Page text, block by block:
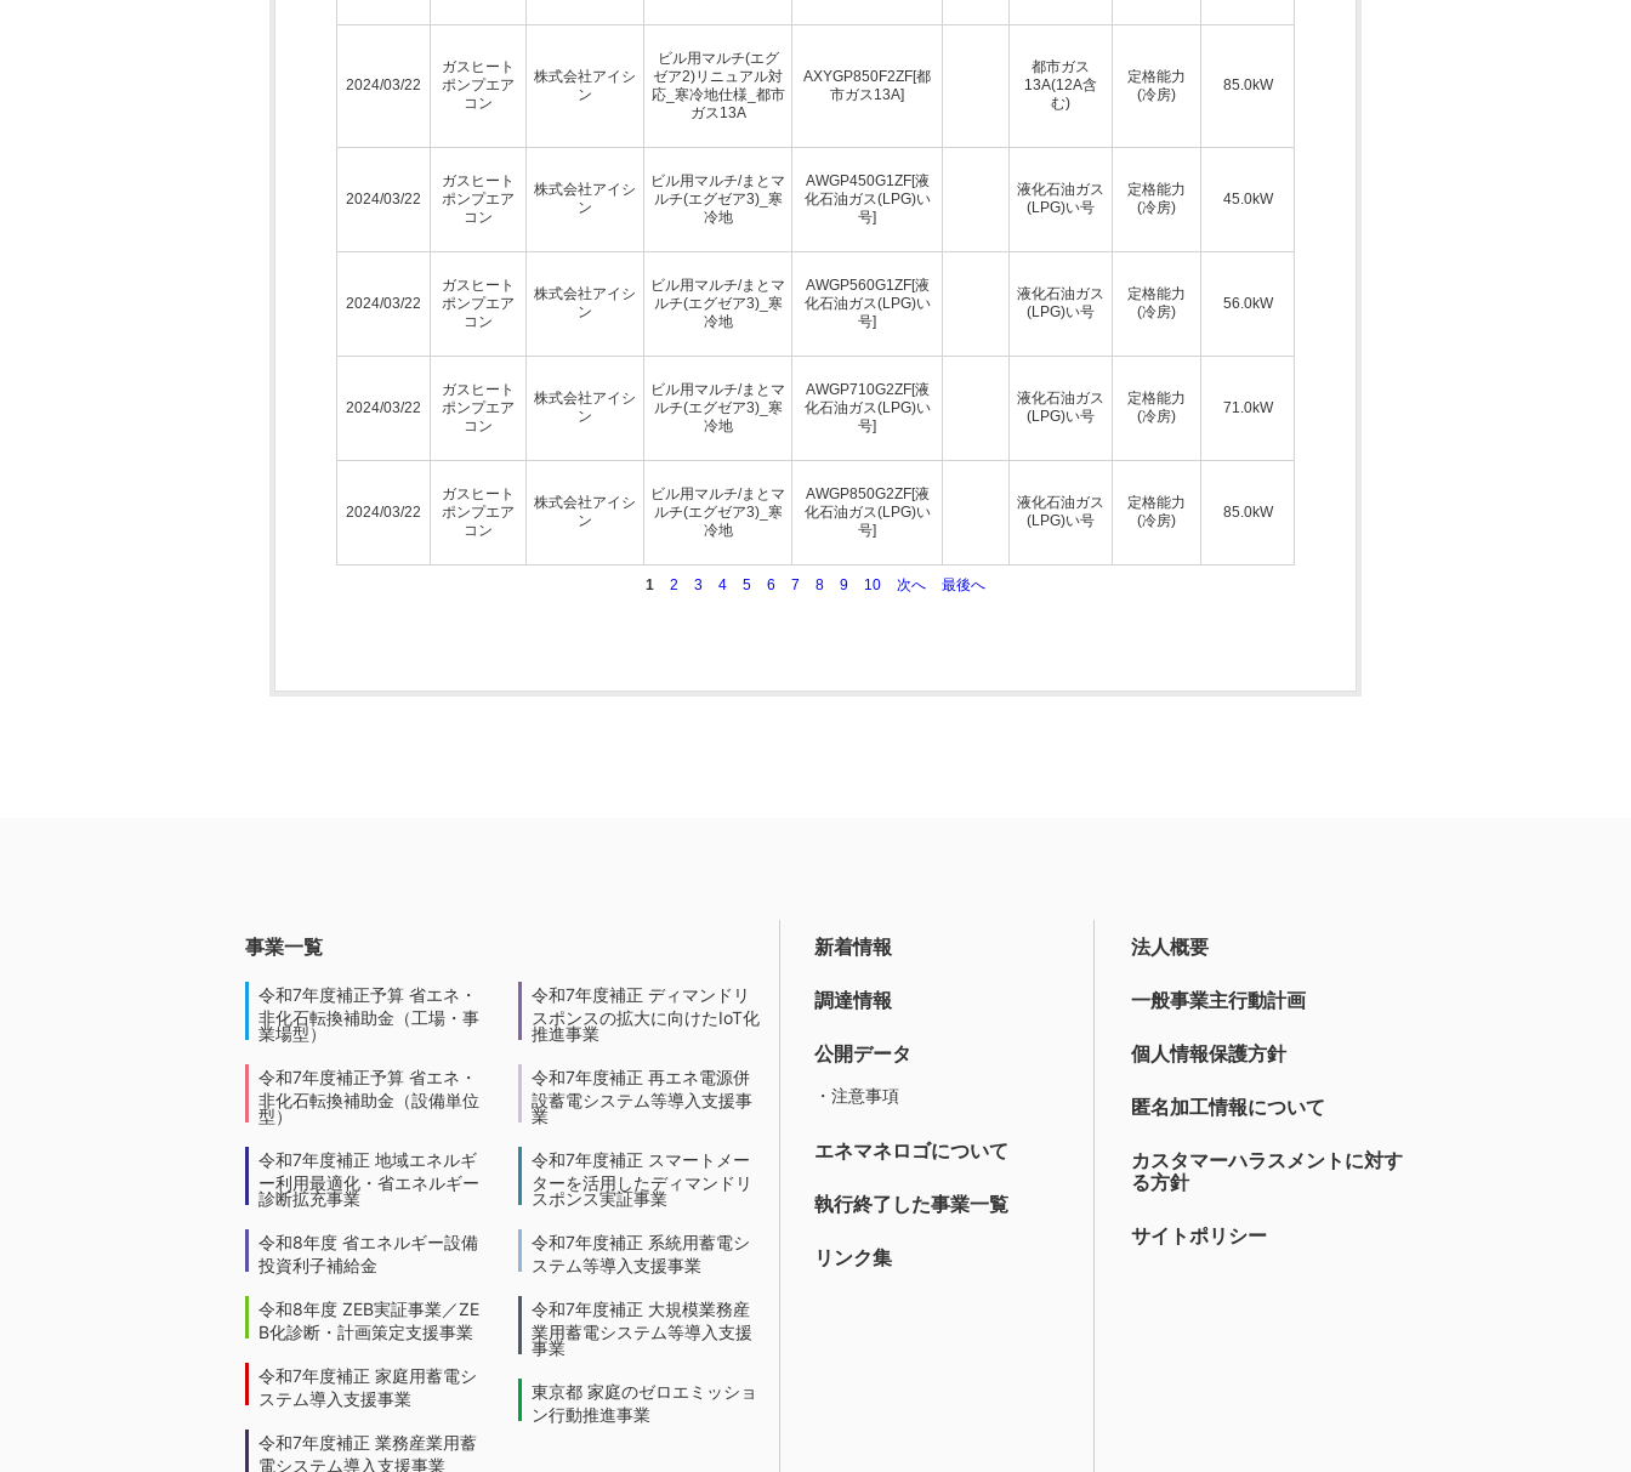
2024/03/22
ガスヒート
ポンプエア
コン
株式会社アイシ
ン
ビル用マルチ(エグ
ゼア2)リニュアル対
応_寒冷地仕様_都市
ガス13A
AXYGP850F2ZF[都
市ガス13A]
都市ガス
13A(12A含
む)
定格能力
(冷房)
85.0kW
2024/03/22
ガスヒート
ポンプエア
コン
株式会社アイシ
ン
ビル用マルチ/まとマ
ルチ(エグゼア3)_寒
冷地
AWGP450G1ZF[液
化石油ガス(LPG)い
号]
液化石油ガス
(LPG)い号
定格能力
(冷房)
45.0kW
2024/03/22
ガスヒート
ポンプエア
コン
株式会社アイシ
ン
ビル用マルチ/まとマ
ルチ(エグゼア3)_寒
冷地
AWGP560G1ZF[液
化石油ガス(LPG)い
号]
液化石油ガス
(LPG)い号
定格能力
(冷房)
56.0kW
2024/03/22
ガスヒート
ポンプエア
コン
株式会社アイシ
ン
ビル用マルチ/まとマ
ルチ(エグゼア3)_寒
冷地
AWGP710G2ZF[液
化石油ガス(LPG)い
号]
液化石油ガス
(LPG)い号
定格能力
(冷房)
71.0kW
2024/03/22
ガスヒート
ポンプエア
コン
株式会社アイシ
ン
ビル用マルチ/まとマ
ルチ(エグゼア3)_寒
冷地
AWGP850G2ZF[液
化石油ガス(LPG)い
号]
液化石油ガス
(LPG)い号
定格能力
(冷房)
85.0kW
1 2 3 4 5 6 7 8 9 10 次へ 最後へ
事業一覧
令和7年度補正予算 省エネ・
非化石転換補助金（工場・事
業場型）
令和7年度補正予算 省エネ・
非化石転換補助金（設備単位
型）
令和7年度補正 地域エネルギ
ー利用最適化・省エネルギー
診断拡充事業
令和8年度 省エネルギー設備
投資利子補給金
令和8年度 ZEB実証事業／ZE
B化診断・計画策定支援事業
令和7年度補正 家庭用蓄電シ
ステム導入支援事業
令和7年度補正 業務産業用蓄
電システム導入支援事業
令和7年度補正 ディマンドリ
スポンスの拡大に向けたIoT化
推進事業
令和7年度補正 再エネ電源併
設蓄電システム等導入支援事
業
令和7年度補正 スマートメー
ターを活用したディマンドリ
スポンス実証事業
令和7年度補正 系統用蓄電シ
ステム等導入支援事業
令和7年度補正 大規模業務産
業用蓄電システム等導入支援
事業
東京都 家庭のゼロエミッショ
ン行動推進事業
新着情報
調達情報
公開データ
・注意事項
エネマネロゴについて
執行終了した事業一覧
リンク集
法人概要
一般事業主行動計画
個人情報保護方針
匿名加工情報について
カスタマーハラスメントに対す
る方針
サイトポリシー